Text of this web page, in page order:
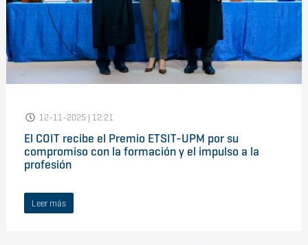
12-11-2025 | 12:21
El COIT recibe el Premio ETSIT-UPM por su
compromiso con la formación y el impulso a la
profesión
Leer más